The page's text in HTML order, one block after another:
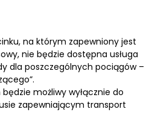
na którym zapewniony jest
nie będzie dostępna usługa
dla poszczególnych pociągów –
możliwy wyłącznie do
zapewniającym transport